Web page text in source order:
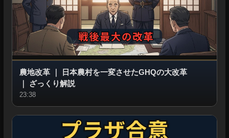
農地改革｜
日本農村を一変させたGHQの大改革
｜
ざっくり解説
23:38